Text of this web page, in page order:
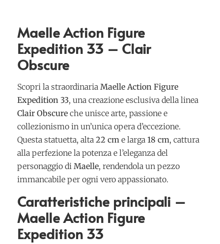
Maelle Action Figure
Expedition 33 – Clair
Obscure
Scopri la straordinaria Maelle Action Figure
Expedition 33, una creazione esclusiva della linea
Clair Obscure che unisce arte, passione e
collezionismo in un’unica opera d’eccezione.
Questa statuetta, alta 22 cm e larga 18 cm, cattura
alla perfezione la potenza e l’eleganza del
personaggio di Maelle, rendendola un pezzo
immancabile per ogni vero appassionato.
Caratteristiche principali –
Maelle Action Figure
Expedition 33